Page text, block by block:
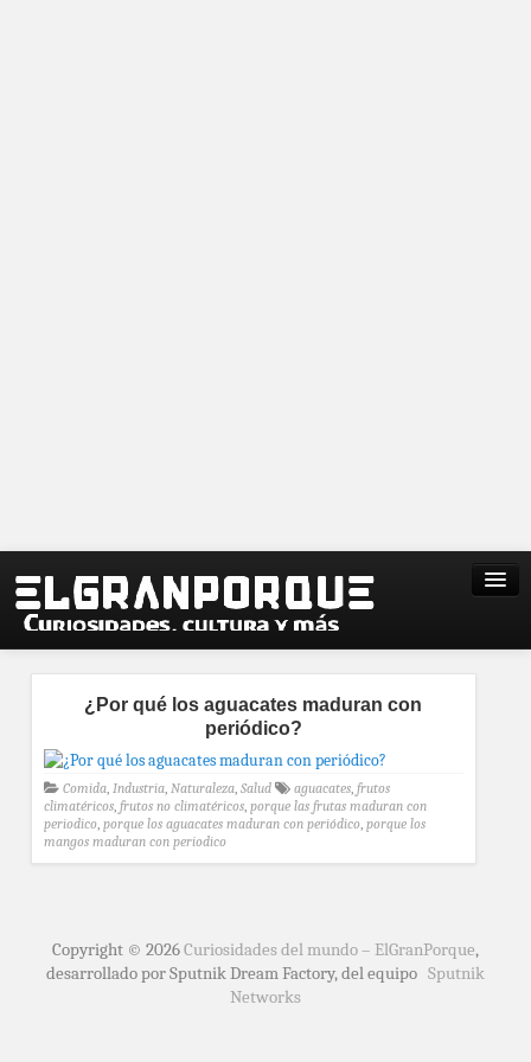
¿Por qué los aguacates maduran con
periódico?
Comida, Industria, Naturaleza, Salud aguacates, frutos
climatéricos, frutos no climatéricos, porque las frutas maduran con
periodico, porque los aguacates maduran con periódico, porque los
mangos maduran con periodico
Copyright © 2026Curiosidades del mundo – ElGranPorque,
desarrollado por Sputnik Dream Factory, del equipo Sputnik
Networks